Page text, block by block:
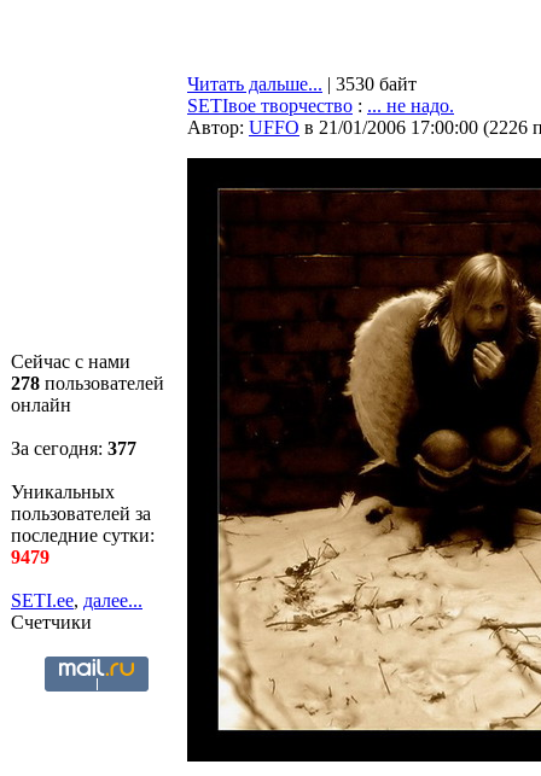
Сейчас с нами
278 пользователей
онлайн
За сегодня: 377
Уникальных
пользователей за
последние сутки:
9479
SETI.ee, далее...
Счетчики
Читать дальше... | 3530 байт
SETIвое творчество : ... не надо.
Автор: UFFO в 21/01/2006 17:00:00 (2226